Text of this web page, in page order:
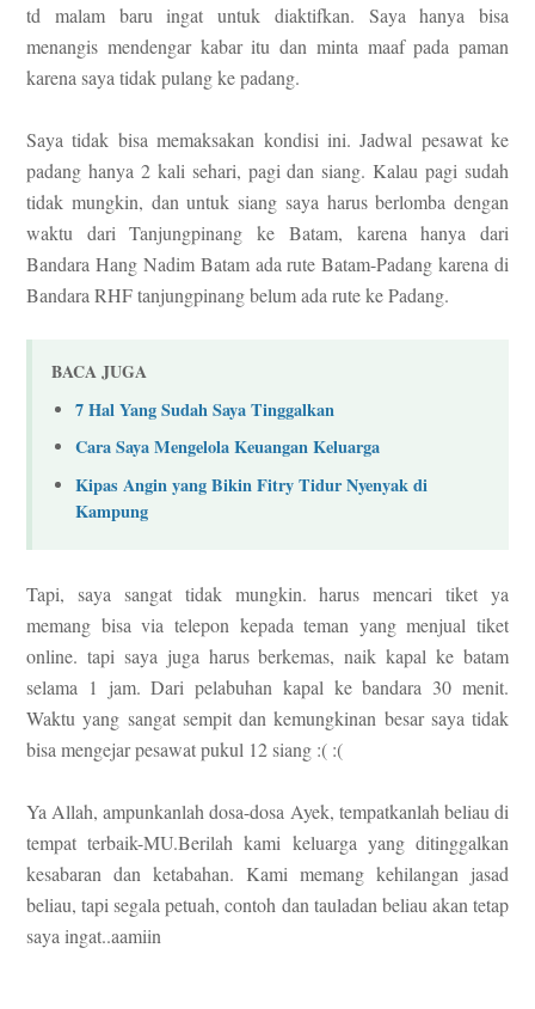
td malam baru ingat untuk diaktifkan. Saya hanya bisa
menangis mendengar kabar itu dan minta maaf pada paman
karena saya tidak pulang ke padang.
Saya tidak bisa memaksakan kondisi ini. Jadwal pesawat ke
padang hanya 2 kali sehari, pagi dan siang. Kalau pagi sudah
tidak mungkin, dan untuk siang saya harus berlomba dengan
waktu dari Tanjungpinang ke Batam, karena hanya dari
Bandara Hang Nadim Batam ada rute Batam-Padang karena di
Bandara RHF tanjungpinang belum ada rute ke Padang.
BACA JUGA
7 Hal Yang Sudah Saya Tinggalkan
Cara Saya Mengelola Keuangan Keluarga
Kipas Angin yang Bikin Fitry Tidur Nyenyak di
Kampung
Tapi, saya sangat tidak mungkin. harus mencari tiket ya
memang bisa via telepon kepada teman yang menjual tiket
online. tapi saya juga harus berkemas, naik kapal ke batam
selama 1 jam. Dari pelabuhan kapal ke bandara 30 menit.
Waktu yang sangat sempit dan kemungkinan besar saya tidak
bisa mengejar pesawat pukul 12 siang :( :(
Ya Allah, ampunkanlah dosa-dosa Ayek, tempatkanlah beliau di
tempat terbaik-MU.Berilah kami keluarga yang ditinggalkan
kesabaran dan ketabahan. Kami memang kehilangan jasad
beliau, tapi segala petuah, contoh dan tauladan beliau akan tetap
saya ingat..aamiin